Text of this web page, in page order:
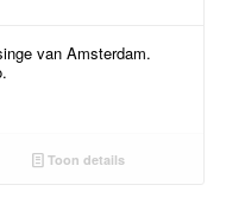
van Amsterdam.
Toon details